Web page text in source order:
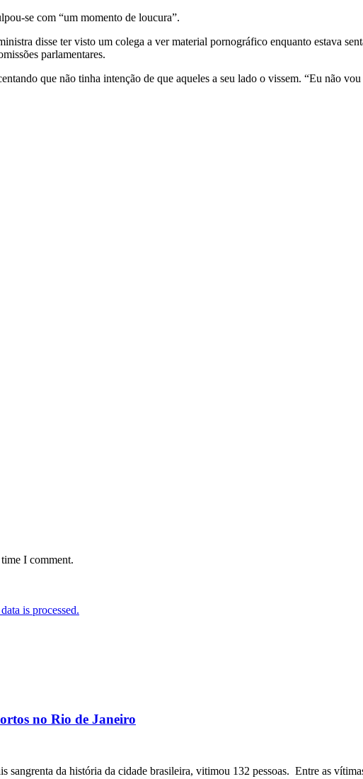
se com “um momento de loucura”.
disse ter visto um colega a ver material pornográfico enquanto estava
parlamentares.
que não tinha intenção de que aqueles a seu lado o vissem. “Eu não
I comment.
is processed.
no Rio de Janeiro
sangrenta da história da cidade brasileira, vitimou 132 pessoas. Entre as